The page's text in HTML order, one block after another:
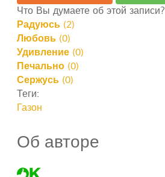
Что Вы думаете об этой записи?
Радуюсь (2)
Любовь (0)
Удивление (0)
Печально (0)
Сержусь (0)
Теги:
Газон
Об авторе